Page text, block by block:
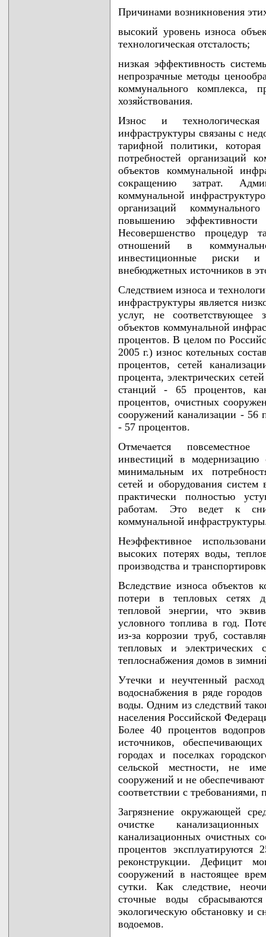
Причинами возникновения
высокий уровень износа
технологическая отсталость;
низкая эффективность
непрозрачные методы
коммунального комплекса,
хозяйствования.
Износ и технологическая
инфраструктуры связаны с
тарифной политики,
потребностей организаций
объектов коммунальной
сокращению затрат.
коммунальной
организаций
повышению
Несовершенство процедур
отношений в
инвестиционные риски и
внебюджетных источников в
Следствием износа и
инфраструктуры является
услуг, не соответствующее
объектов коммунальной
процентов. В целом по
2005 г.) износ котельных
процентов, сетей
процента, электрических
станций - 65 процентов,
процентов, очистных
сооружений канализации - 56
- 57 процентов.
Отмечается повсеместное
инвестиций в модернизацию
минимальным их
сетей и оборудования систем
практически полностью
работам. Это ведет к
коммунальной
Неэффективное
высоких потерях воды,
производства и
Вследствие износа объектов
потери в тепловых сетях
тепловой энергии, что
условного топлива в год.
из-за коррозии труб,
тепловых и электрических
теплоснабжения домов в
Утечки и неучтенный
водоснабжения в ряде
воды. Одним из следствий
населения Российской
Более 40 процентов
источников,
городах и поселках
сельской местности, не
сооружений и не
соответствии с требованиями,
Загрязнение окружающей
очистке
канализационных очистных
процентов
реконструкции. Дефицит
сооружений в настоящее
сутки. Как следствие,
сточные воды
экологическую обстановку и
водоемов.